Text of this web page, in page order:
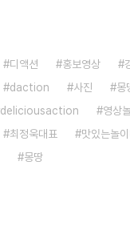
디액션 홍보영상
daction 사진 몽
deliciousaction 영상
최정욱대표 맛있는놀이
몽땅